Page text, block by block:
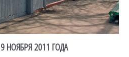
НОЯБРЯ 2011 ГОДА